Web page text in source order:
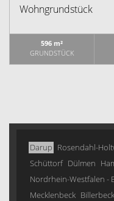
Wohngrundstück
596 m²
GRUNDSTÜCK
Darup Rosendahl-
Schüttorf Dülmen
Nordrhein-Westfalen -
Mecklenbeck Billerbeck